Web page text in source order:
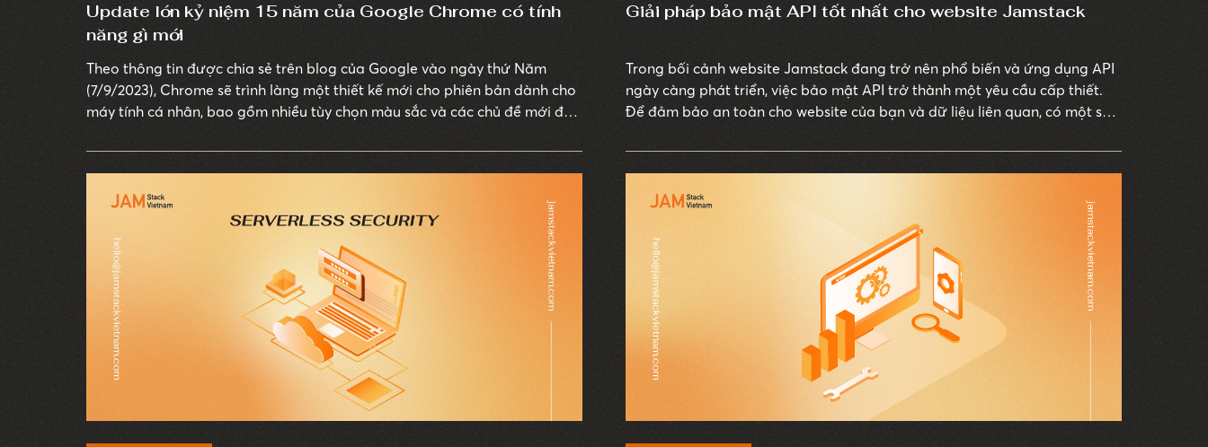
Update lớn kỷ niệm 15 năm của Google Chrome có tính
năng gì mới
Theo thông tin được chia sẻ trên blog của Google vào ngày thứ Năm
(7/9/2023), Chrome sẽ trình làng một thiết kế mới cho phiên bản dành cho
máy tính cá nhân, bao gồm nhiều tùy chọn màu sắc và các chủ đề mới để
để tập trung vào khả năng đọc dễ dàng hơn.
Giải pháp bảo mật API tốt nhất cho website Jamstack
Trong bối cảnh website Jamstack đang trở nên phổ biến và ứng dụng API
ngày càng phát triển, việc bảo mật API trở thành một yêu cầu cấp thiết.
Để đảm bảo an toàn cho website của bạn và dữ liệu liên quan, có một số
cập đến một số rủi ro bảo mật của API và những giải pháp hiệu quả để
ngăn chặn chúng.